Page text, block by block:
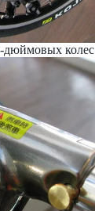
дюймовых колес